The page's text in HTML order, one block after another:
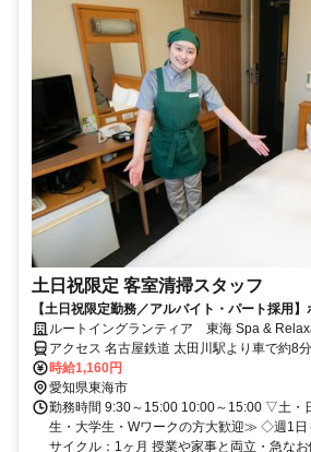
土日祝限定 客室清掃スタッフ
【土日祝限定勤務／アルバイト・パート採用
フ／未経験歓迎！学生・主婦活躍中
ルートイングランティア 東海 Spa &
アクセス 名古屋鉄道 太田川駅より車で約8分
時給1,160円
愛知県東海市
勤務時間 9:30～15:00 10:00～15:00 ▽土・
生・大学生・Wワークの方大歓迎≫ ◇週1日
サイクル：1ヶ月 授業や家事と両立・急なお